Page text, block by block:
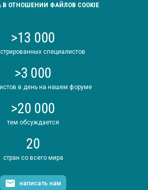
ОТНОШЕНИИ ФАЙЛОВ COOKIE
>13 000
специалистов
>3 000
в день на нашем форуме
>20 000
тем обсуждается
20
стран со всего мира
написать нам